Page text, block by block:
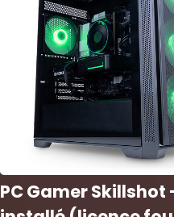
PC Gamer Skillshot